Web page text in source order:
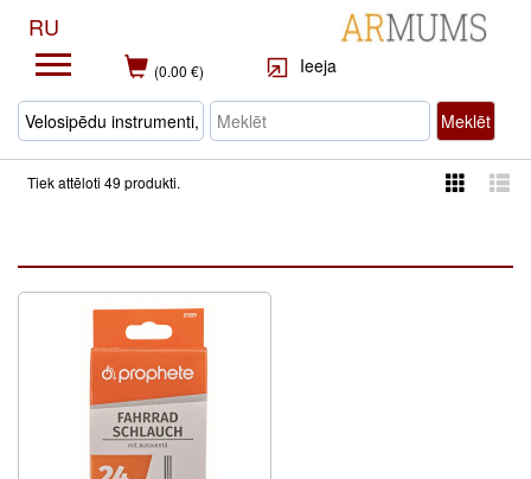
RU
(0.00 €) Ieeja
Meklēt
Tiek attēloti 49 produkti.